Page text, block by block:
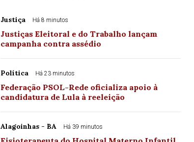
Justiça Há 8 minutos
Justiças Eleitoral e do Trabalho lançam
campanha contra assédio
Política Há 23 minutos
Federação PSOL-Rede oficializa apoio à
candidatura de Lula à reeleição
Alagoinhas - BA Há 39 minutos